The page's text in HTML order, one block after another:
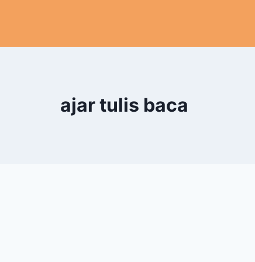
ajar tulis baca